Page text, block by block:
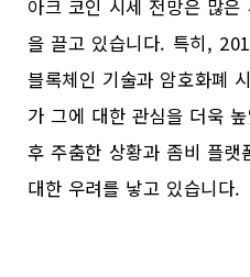
아크 코인 시세 전망은 많은
을 끌고 있습니다. 특히,
블록체인 기술과 암호화폐
가 그에 대한 관심을 더욱
후 주춤한 상황과 좀비 플랫
대한 우려를 낳고 있습니다.